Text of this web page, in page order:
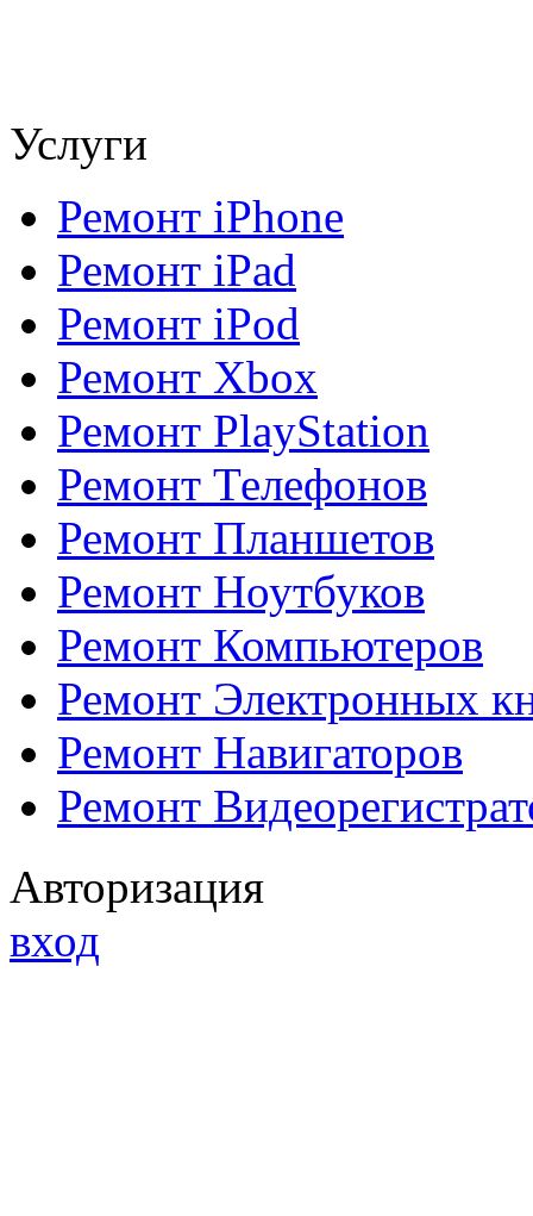
Услуги
Ремонт iPhone
Ремонт iPad
Ремонт iPod
Ремонт Xbox
Ремонт PlayStation
Ремонт Телефонов
Ремонт Планшетов
Ремонт Ноутбуков
Ремонт Компьютеров
Ремонт Электронных
Ремонт Навигаторов
Ремонт
Авторизация
вход